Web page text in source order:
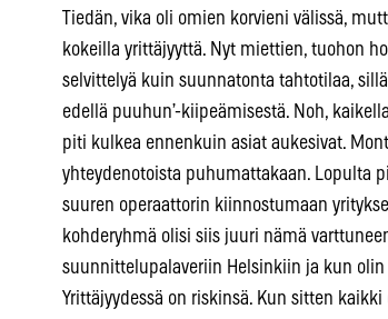
Tiedän, vika oli omien korvieni välissä,
kokeilla yrittäjyyttä. Nyt miettien, tuohon
selvittelyä kuin suunnatonta tahtotilaa,
edellä puuhun’-kiipeämisestä. Noh,
piti kulkea ennenkuin asiat aukesivat.
yhteydenotoista puhumattakaan. Lopulta
suuren operaattorin kiinnostumaan
kohderyhmä olisi siis juuri nämä
suunnittelupalaveriin Helsinkiin ja kun
Yrittäjyydessä on riskinsä. Kun sitten